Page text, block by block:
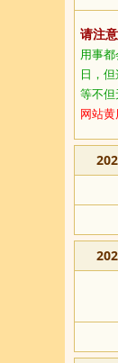
请注意
用事
日，
等不但
网站